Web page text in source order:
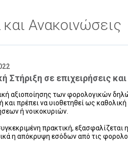
Ανακοινώσεις
Στήριξη σε επιχειρήσεις
αξιοποίησης των φορολογικών
και πρέπει να υιοθετηθεί ως
ή νοικοκυριών.
πρακτική, εξασφαλίζεται
η απόκρυψη εσόδων από τις